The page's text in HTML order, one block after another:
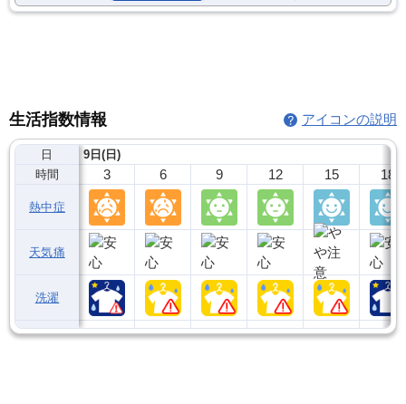
生活指数情報 アイコンの説明
日
時間
熱中症
天気痛
洗濯
9日(日)
3 6 9 12 15 18